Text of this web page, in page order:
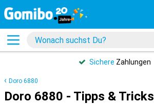
Sichere Zahlungen
Doro 6880
Doro 6880 - Tipps & Tricks